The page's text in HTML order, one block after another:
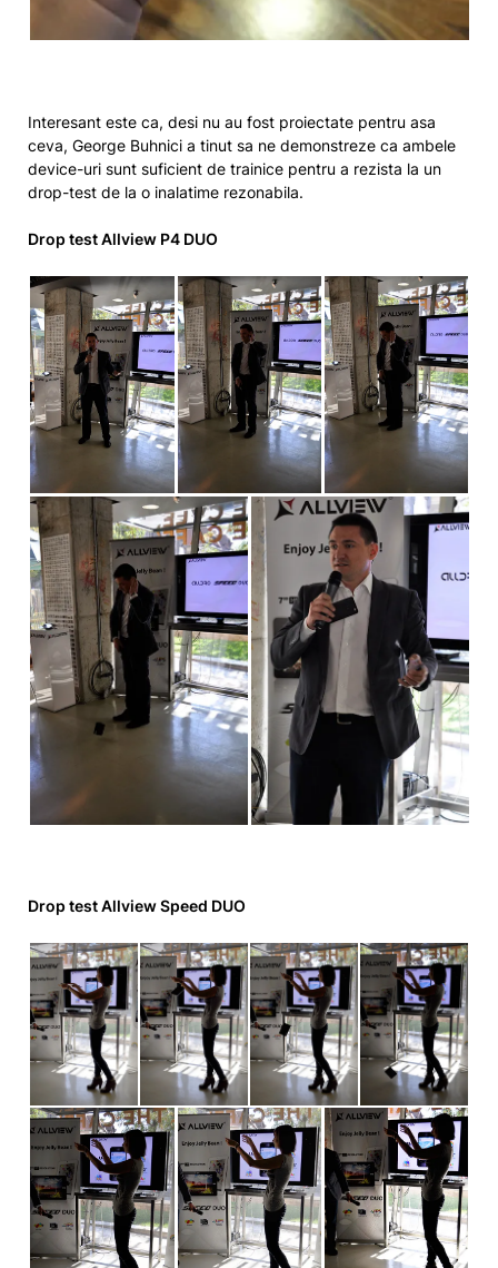
Interesant este ca, desi nu au fost proiectate pentru asa
ceva, George Buhnici a tinut sa ne demonstreze ca ambele
device-uri sunt suficient de trainice pentru a rezista la un
drop-test de la o inalatime rezonabila.
Drop test Allview P4 DUO
Drop test Allview Speed DUO